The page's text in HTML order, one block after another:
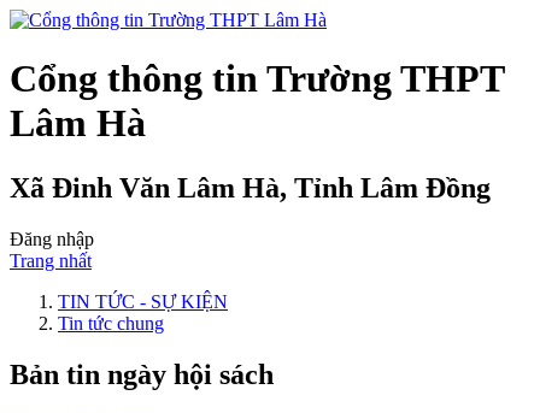
Cổng thông tin Trường THPT
Lâm Hà
Xã Đinh Văn Lâm Hà, Tỉnh Lâm Đồng
Đăng nhập
Trang nhất
TIN TỨC - SỰ KIỆN
Tin tức chung
Bản tin ngày hội sách